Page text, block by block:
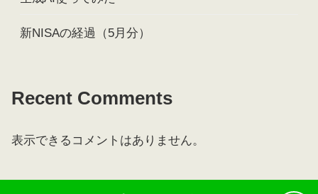
新NISAの経過（5月分）
Recent Comments
表示できるコメントはありません。